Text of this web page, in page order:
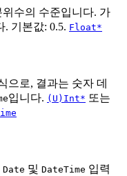
수의 수준입니다. 가
. 기본값: 0.5. Float*
로, 결과는 숫자 데
입니다. (U)Int* 또는
Date 및 DateTime 입력